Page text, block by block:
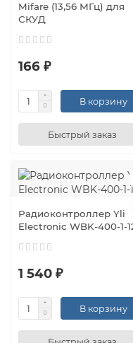
Mifare (13,56 МГц) для
СКУД
166 ₽
В корзину
Быстрый заказ
Радиоконтроллер Yli
Electronic WBK-400-1-
1 540 ₽
В корзину